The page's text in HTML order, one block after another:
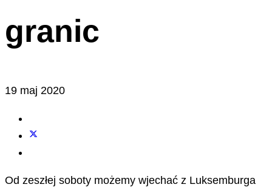
granic
19 maj 2020
Od zeszłej soboty możemy wjechać z Luksemburga